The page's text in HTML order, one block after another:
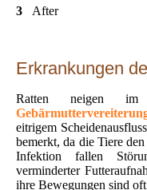
3
After
Erkrankungen
Ratten neigen
eitrigem
bemerkt, da die Tiere
Infektion fallen
verminderter
ihre Bewegungen sind